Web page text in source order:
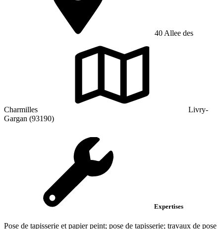
40 Allee des
Charmilles
Livry-
Gargan (93190)
Expertises
Pose de tapisserie et papier peint; pose de tapisserie; travaux de pose